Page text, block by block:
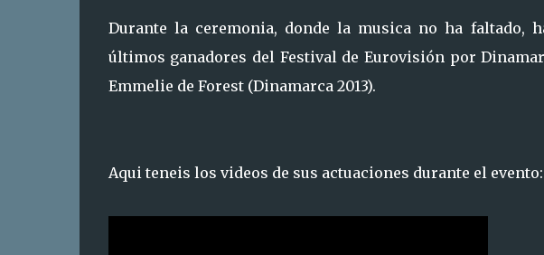
Durante la ceremonia, donde la musica no ha faltado,
últimos ganadores del Festival de Eurovisión por
Emmelie de Forest (Dinamarca 2013).
Aqui teneis los videos de sus actuaciones durante el evento: